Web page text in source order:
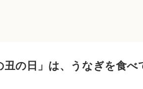
丑の日」は、うなぎを食